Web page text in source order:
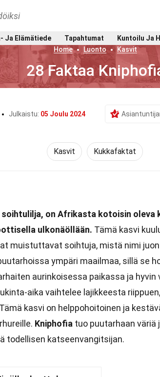
Ja Elämätiede Tapahtumat Kuntoilu Ja
Home
Luonto Kasvit
28 Faktaa
Julkaistu: 05 Joulu 2024
Kasvit Kukkafaktat
on Afrikasta kotoisin oleva
ulkonäöllään. Tämä kasvi
muistuttavat soihtuja, mistä nimi
ympäri maailmaa, sillä se
aurinkoisessa paikassa ja hyvin
aika vaihtelee lajikkeesta
kasvi on helppohoitoinen ja
Kniphofia tuo puutarhaan väriä
todellisen katseenvangitsijan.